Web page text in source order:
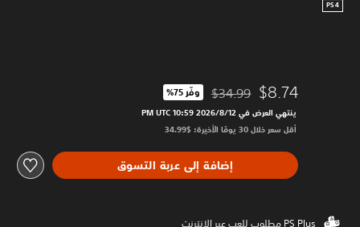
PS4
$8.74 مخصوم من السعر الأصلي البالغ $34.99‏
$34.99 وفّر 75%‏
ينتهي العرض في 12‏/8‏/2026 10:59 PM UTC‏
أقل سعر خلال 30 يومًا الأخيرة: $34.99‏
إضافة إلى عربة التسوق